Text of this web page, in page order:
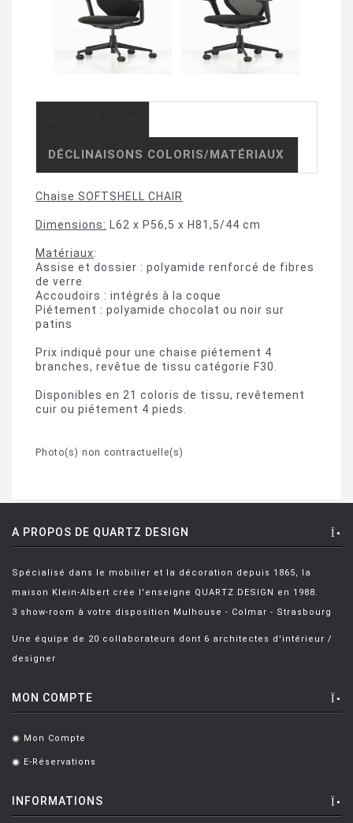
DÉCLINAISONS COLORIS/MATÉRIAUX
Chaise SOFTSHELL CHAIR
Dimensions: L62 x P56,5 x H81,5/44 cm
Matériaux:
Assise et dossier : polyamide renforcé de fibres
de verre
Accoudoirs : intégrés à la coque
Piétement : polyamide chocolat ou noir sur
patins
Prix indiqué pour une chaise piétement 4
branches, revêtue de tissu catégorie F30.
Disponibles en 21 coloris de tissu, revêtement
cuir ou piétement 4 pieds.
Photo(s) non contractuelle(s)
A PROPOS DE QUARTZ DESIGN
Spécialisé dans le mobilier et la décoration depuis 1865, la
maison Klein-Albert crée l'enseigne QUARTZ DESIGN en 1988.
3 show-room à votre disposition Mulhouse - Colmar - Strasbourg
Une équipe de 20 collaborateurs dont 6 architectes d'intérieur /
designer
MON COMPTE
. Mon Compte
. E-Réservations
INFORMATIONS